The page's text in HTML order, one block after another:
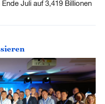
Juli auf 3,419 Billionen